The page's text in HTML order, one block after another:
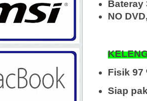
Bateray
NO
Fisik 97
Siap